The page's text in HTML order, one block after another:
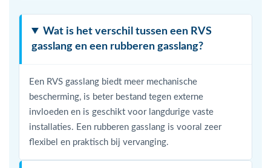
Wat is het verschil tussen een RVS
gasslang en een rubberen gasslang?
Een RVS gasslang biedt meer mechanische
bescherming, is beter bestand tegen externe
invloeden en is geschikt voor langdurige vaste
installaties. Een rubberen gasslang is vooral zeer
flexibel en praktisch bij vervanging.